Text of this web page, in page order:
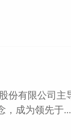
有限公司主
，成为领先于...